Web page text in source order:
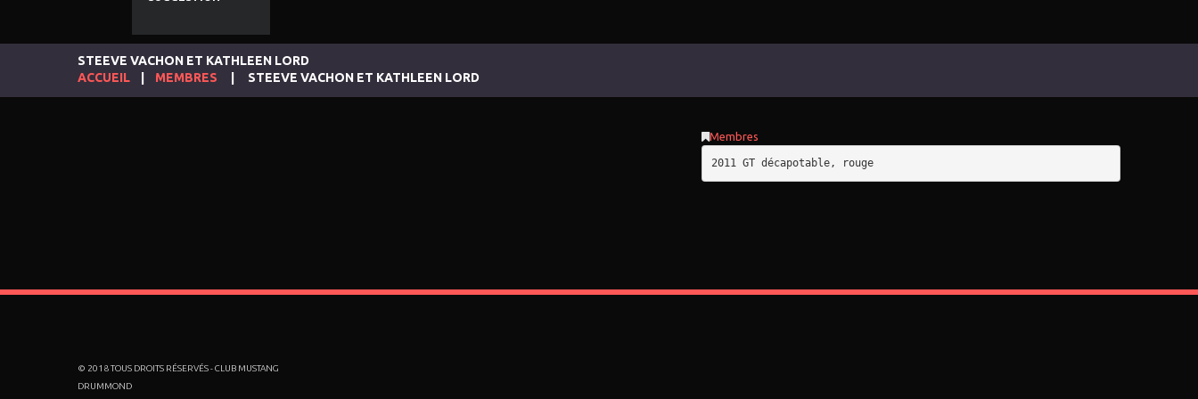
STEEVE VACHON ET KATHLEEN LORD
ACCUEIL
MEMBRES STEEVE VACHON ET KATHLEEN LORD
Membres
2011 GT décapotable, rouge
© 2018 TOUS DROITS RÉSERVÉS - CLUB MUSTANG
DRUMMOND